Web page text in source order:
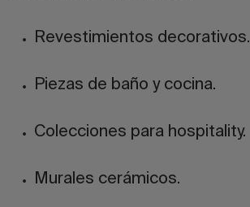
Revestimientos decorativos.
Piezas de baño y cocina.
Colecciones para hospitality.
Murales cerámicos.